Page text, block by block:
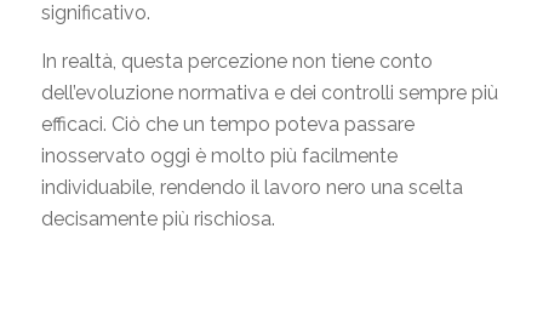
significativo.
In realtà, questa percezione non tiene conto
dell’evoluzione normativa e dei controlli sempre più
efficaci. Ciò che un tempo poteva passare
inosservato oggi è molto più facilmente
individuabile, rendendo il lavoro nero una scelta
decisamente più rischiosa.